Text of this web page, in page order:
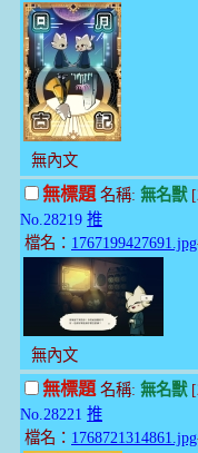
無內文
無標題名稱: 無名獸
No.28219 推
檔名： 1767199427691.jpg
無內文
無標題名稱: 無名獸
No.28221 推
檔名： 1768721314861.jpg